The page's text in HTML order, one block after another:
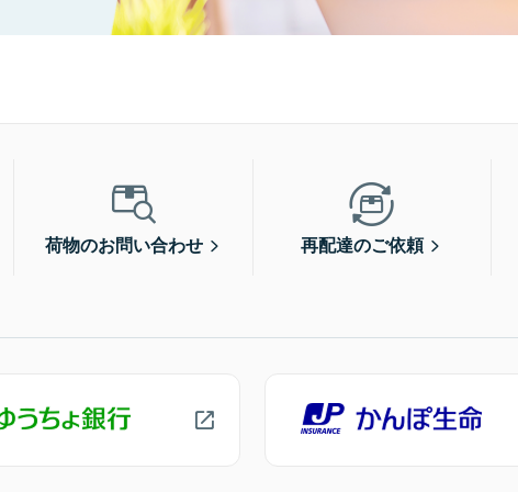
荷物のお問い合わせ 再配達のご依頼